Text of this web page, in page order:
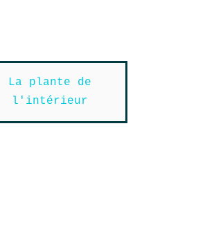
La plante de
l'intérieur